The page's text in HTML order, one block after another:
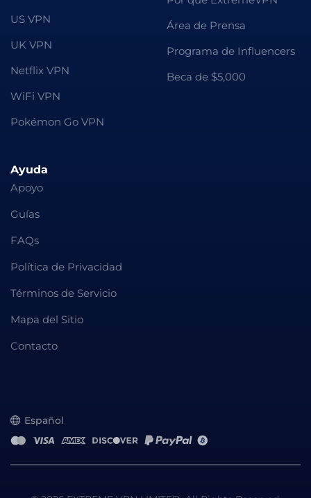
US VPN
UK VPN
Netflix VPN
WiFi VPN
Pokémon Go VPN
Área de Prensa
Programa de Influencers
Beca de $5,000
Ayuda
Apoyo
Guías
FAQs
Política de Privacidad
Términos de Servicio
Mapa del Sitio
Contacto
Español